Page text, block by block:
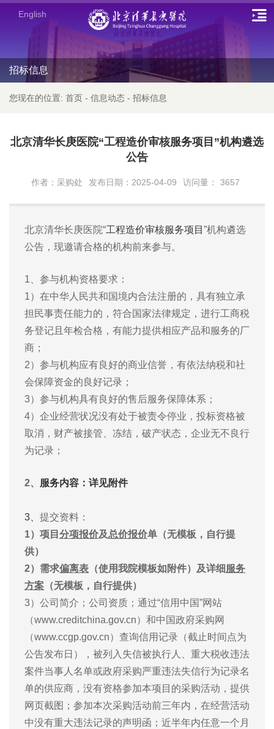
English
招标信息
您现在的位置: 首页 - 信息动态 - 招标信息
北京清华长庚医院“工程造价审核服务项目”机构遴选
公告
作者：采购处 发布日期：2025-04-09 访问量： 3657
北京清华长庚医院“工程造价审核服务项目 ”机构遴选
公告，现邀请合格的机构前来参与。
1、参与机构资格要求：
1）在中华人民共和国境内合法注册的，具有独立承
担民事责任能力的，符合国家法律规定，进行工商税
务登记且年检合格，有能力提供相应产品和服务的厂
商；
2）参与机构应有良好的商业信誉，有依法纳税和社
会保障资金的良好记录；
3）参与机构具有良好的售后服务保障体系；
4）企业经营状况没有处于被责令停业，投标资格被
取消，财产被接管、冻结，破产状态，企业无不良行
为记录；
2、 服务内容 ：详见附件
3、 提交资料：
1） 项目 分项报价及总价报价单（无模板，自行提
供）
2） 需求偏离表 （使用我院模板如附件） 及详细 服务
方案 （无模板，自行提供）
3）公司简介；公司资质；通过“信用中国”网站
（www.creditchina.gov.cn）和中国政府采购网
（www.ccgp.gov.cn）查询信用记录（截止时间点为
公告发布日），被列入失信被执行人、重大税收违法
案件当事人名单或政府采购严重违法失信行为记录名
单的供应商，没有资格参加本项目的采购活动，提供
网页截图；参加本次采购活动前三年内，在经营活动
中没有重大违法记录的声明函；近半年内任意一个月